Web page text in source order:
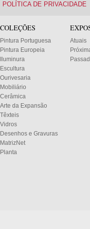
POLÍTICA DE PRIVACIDADE
COLEÇÕES
Pintura Portuguesa
Pintura Europeia
Iluminura
Escultura
Ourivesaria
Mobiliário
Cerâmica
Arte da Expansão
Têxteis
Vidros
Desenhos e Gravuras
MatrizNet
Planta
Atuais